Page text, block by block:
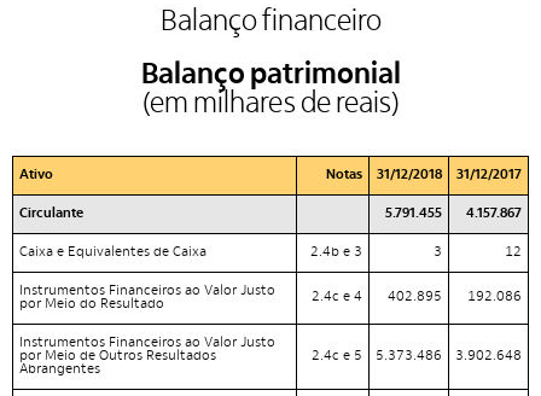
Balanço financeiro
Balanço patrimonial
(em milhares de reais)
Ativo Notas 31/12/2018 31/12/2017
Circulante 5.791.455 4.157.867
Caixa e Equivalentes de Caixa 2.4b e 3 3 12
Instrumentos Financeiros ao Valor Justo
por Meio do Resultado
2.4c e 4 402.895 192.086
Instrumentos Financeiros ao Valor Justo
por Meio de Outros Resultados
Abrangentes
2.4c e 5 5.373.486 3.902.648